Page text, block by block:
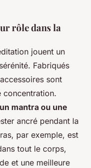
rôle dans la
jouent un
Fabriqués
sont
concentration.
mantra ou une
ancré pendant la
par exemple, est
tout le corps,
et une meilleure